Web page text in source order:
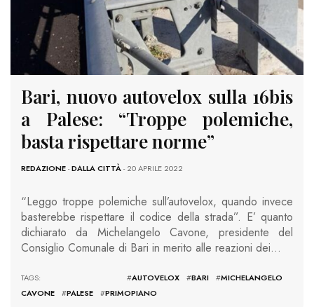
Bari, nuovo autovelox sulla 16bis
a Palese: “Troppe polemiche,
basta rispettare norme”
REDAZIONE-DALLA CITTÀ- 20 APRILE 2022
“Leggo troppe polemiche sull’autovelox, quando invece
basterebbe rispettare il codice della strada”. E’ quanto
dichiarato da Michelangelo Cavone, presidente del
Consiglio Comunale di Bari in merito alle reazioni dei…
TAGS: #AUTOVELOX #BARI #MICHELANGELO
CAVONE
#PALESE #PRIMOPIANO